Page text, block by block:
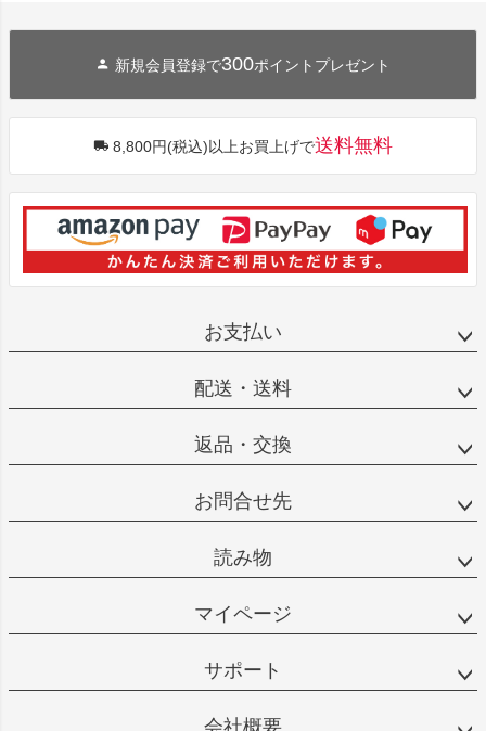
新規会員登録で300ポイントプレゼント
8,800円(税込)以上お買上げで送料無料
お支払い
配送・送料
返品・交換
お問合せ先
読み物
マイページ
サポート